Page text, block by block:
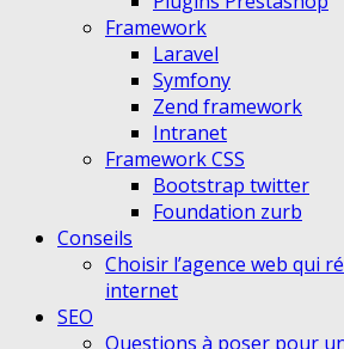
Framework
Laravel
Symfony
Zend framework
Intranet
Framework CSS
Bootstrap twitter
Foundation zurb
Conseils
Choisir l’agence web qui
internet
SEO
Questions à poser pour